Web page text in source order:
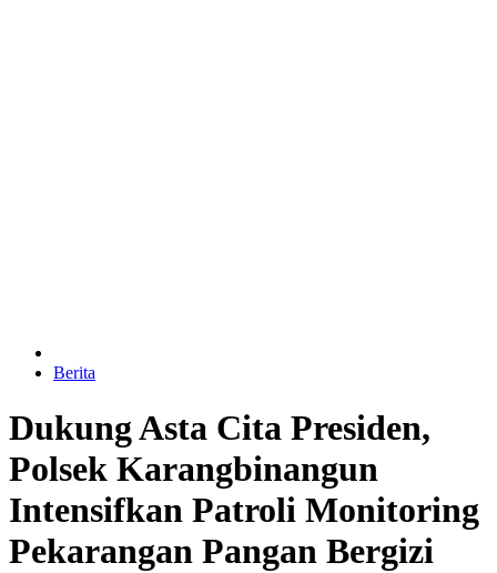
Berita
Dukung Asta Cita Presiden,
Polsek Karangbinangun
Intensifkan Patroli Monitoring
Pekarangan Pangan Bergizi